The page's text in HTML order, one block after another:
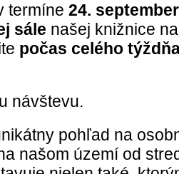
termíne 24.
sále našej knižnice
počas celého
návštevu.
pohľad na
našom území od